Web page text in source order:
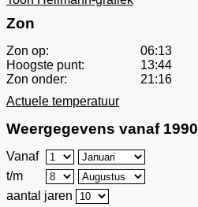
Zon
Zon op:
06:13
Hoogste punt:
13:44
Zon onder:
21:16
Actuele temperatuur
Weergegevens vanaf 1990
Vanaf
t/m
aantal jaren